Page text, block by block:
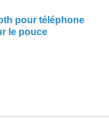
pour téléphone
le pouce